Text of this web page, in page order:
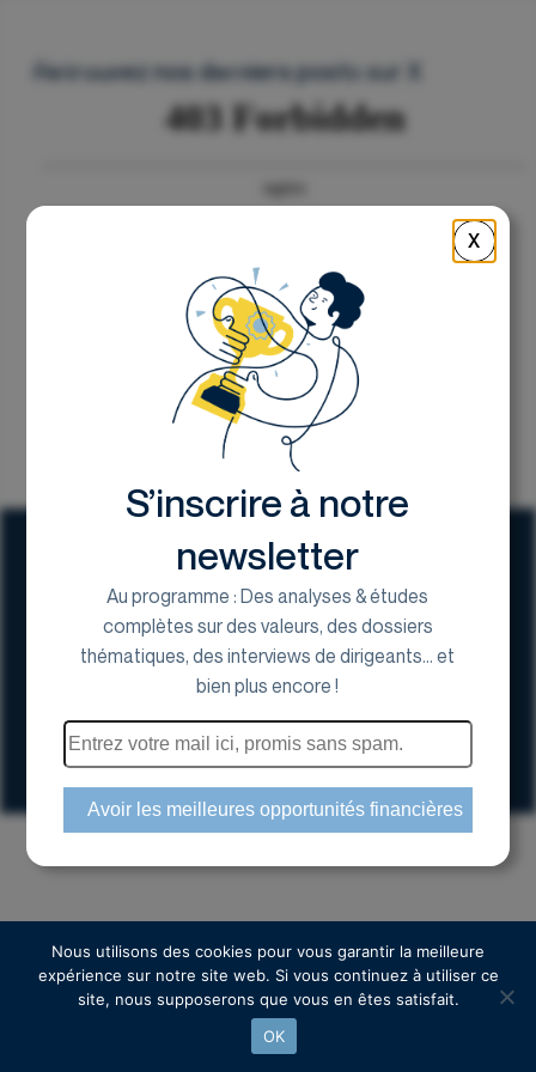
17 Avenue George V, 75008 Paris
Espace actionnaire
Copyright © 2024 Euroland Corporate
Retrouvez nos derniers posts sur X
X
S’inscrire à notre
newsletter
Au programme : Des analyses & études
complètes sur des valeurs, des dossiers
thématiques, des interviews de dirigeants... et
bien plus encore !
Nous utilisons des cookies pour vous garantir la meilleure
expérience sur notre site web. Si vous continuez à utiliser ce
site, nous supposerons que vous en êtes satisfait.
OK